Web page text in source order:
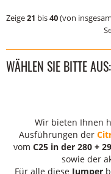
Zeige21 bis40(von
WÄHLEN SIE BITTE AUS:
Wir bieten Ihnen
Ausführungen der
vom C25 in der 280 +
sowie der
Für alle diese Jumper